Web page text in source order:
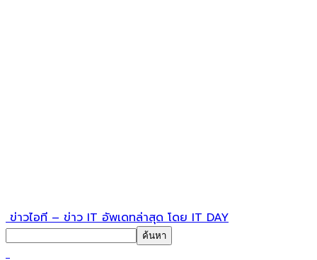
ข่าวไอที – ข่าว IT อัพเดทล่าสุด โดย IT DAY